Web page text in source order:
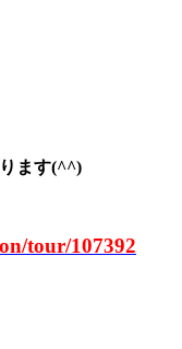
ます(^^)
tour/107392